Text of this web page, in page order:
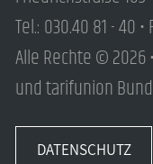
Tel.: 030.40 81 - 40
Alle Rechte ©
und tarifunion
DATENSCHUTZ